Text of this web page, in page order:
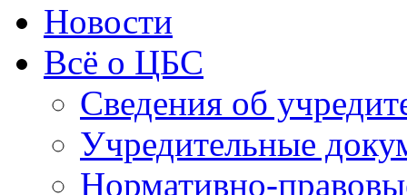
Новости
Всё о ЦБС
Сведения об
Учредительные
Нормативно-